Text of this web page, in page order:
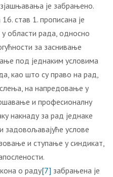
је забрањено.
став 1. прописана је
у области рада, односно
за заснивање
под једнаким условима
као што су право на рад,
на напредовање у
и професионалну
накнаду за рад једнаке
задовољавајуће услове
и ступање у синдикат,
о раду[7] забрањена је